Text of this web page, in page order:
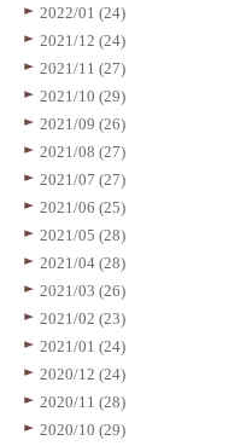
2022/01 (24)
2021/12 (24)
2021/11 (27)
2021/10 (29)
2021/09 (26)
2021/08 (27)
2021/07 (27)
2021/06 (25)
2021/05 (28)
2021/04 (28)
2021/03 (26)
2021/02 (23)
2021/01 (24)
2020/12 (24)
2020/11 (28)
2020/10 (29)